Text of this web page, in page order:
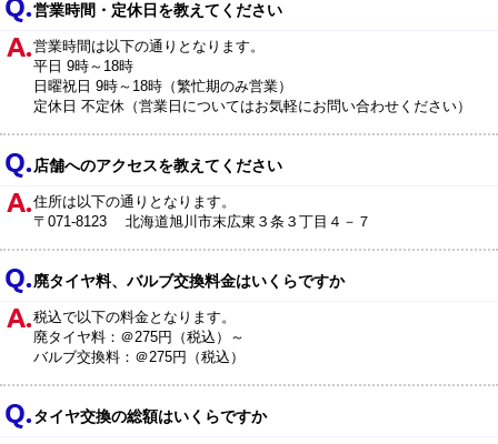
営業時間・定休日を教えてください
営業時間は以下の通りとなります。
平日 9時～18時
日曜祝日 9時～18時（繁忙期のみ営業）
定休日 不定休（営業日についてはお気軽にお問い合わせください）
店舗へのアクセスを教えてください
住所は以下の通りとなります。
〒071-8123 北海道旭川市末広東３条３丁目４－７
廃タイヤ料、バルブ交換料金はいくらですか
税込で以下の料金となります。
廃タイヤ料：＠275円（税込）～
バルブ交換料：＠275円（税込）
タイヤ交換の総額はいくらですか